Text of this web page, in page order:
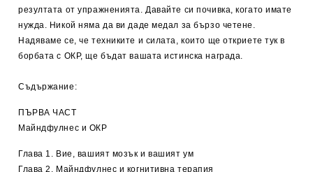
резултата от упражненията. Давайте си почивка, когато имате
нужда. Никой няма да ви даде медал за бързо четене.
Надяваме се, че техниките и силата, които ще откриете тук в
борбата с ОКР, ще бъдат вашата истинска награда.
Съдържание:
ПЪРВА ЧАСТ
Майндфулнес и ОКР
Глава 1. Вие, вашият мозък и вашият ум
Глава 2. Майндфулнес и когнитивна терапия